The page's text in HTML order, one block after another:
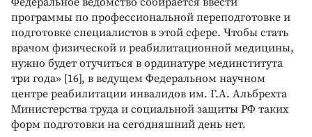
программы по профессиональной переподготовке и
подготовке специалистов в этой сфере. Чтобы стать
врачом физической и реабилитационной медицины,
нужно будет отучиться в ординатуре мединститута
три года» [16], в ведущем Федеральном научном
центре реабилитации инвалидов им. Г.А. Альбрехта
Министерства труда и социальной защиты РФ таких
форм подготовки на сегодняшний день нет.